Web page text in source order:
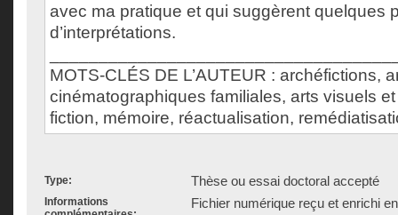
avec ma pratique et qui suggèrent quelques
d’interprétations.
MOTS-CLÉS DE L’AUTEUR : archéfictions,
cinématographiques familiales, arts visuels
fiction, mémoire, réactualisation,
Type: Thèse ou essai doctoral accepté
Informations
Fichier numérique reçu et enrichi